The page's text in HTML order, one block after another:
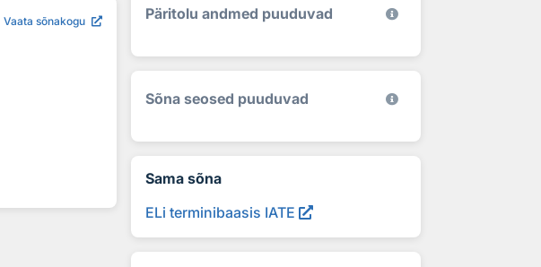
Vaata sõnakogu Päritolu andmed puuduvad
Sõna seosed puuduvad
Sama sõna
ELi terminibaasis IATE